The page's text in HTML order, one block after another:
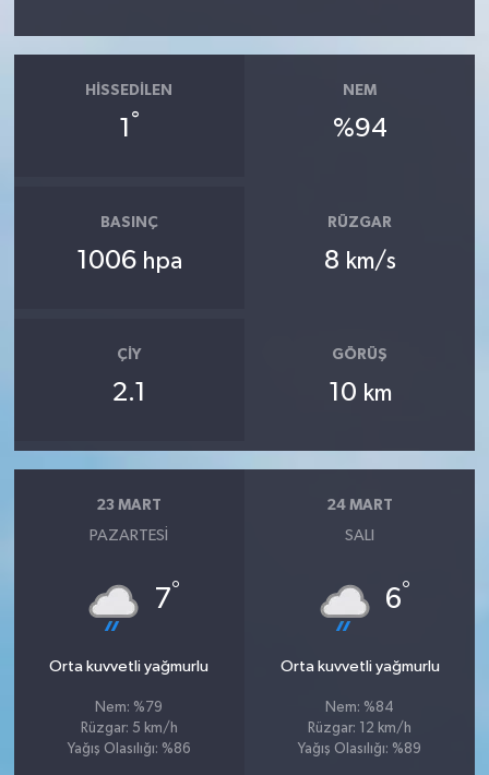
HISSEDILEN
1 °
NEM
%94
BASINÇ
1006 hpa
RÜZGAR
8 km/s
ÇIY
2.1
GÖRÜŞ
10 km
23 MART
PAZARTESI
7°
Orta kuvvetli yağmurlu
Nem: %79
Rüzgar: 5 km/h
Yağış Olasılığı: %86
24 MART
SALI
6°
Orta kuvvetli yağmurlu
Nem: %84
Rüzgar: 12 km/h
Yağış Olasılığı: %89